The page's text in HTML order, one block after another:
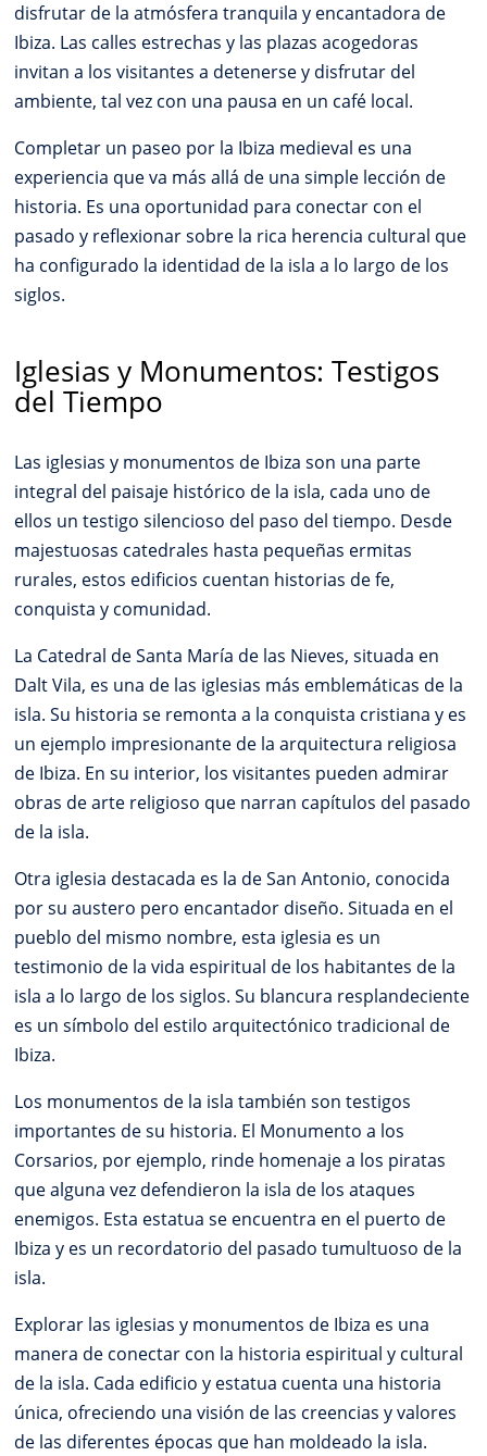
disfrutar de la atmósfera tranquila y encantadora de
Ibiza. Las calles estrechas y las plazas acogedoras
invitan a los visitantes a detenerse y disfrutar del
ambiente, tal vez con una pausa en un café local.
Completar un paseo por la Ibiza medieval es una
experiencia que va más allá de una simple lección de
historia. Es una oportunidad para conectar con el
pasado y reflexionar sobre la rica herencia cultural que
ha configurado la identidad de la isla a lo largo de los
siglos.
Iglesias y Monumentos: Testigos
del Tiempo
Las iglesias y monumentos de Ibiza son una parte
integral del paisaje histórico de la isla, cada uno de
ellos un testigo silencioso del paso del tiempo. Desde
majestuosas catedrales hasta pequeñas ermitas
rurales, estos edificios cuentan historias de fe,
conquista y comunidad.
La Catedral de Santa María de las Nieves, situada en
Dalt Vila, es una de las iglesias más emblemáticas de la
isla. Su historia se remonta a la conquista cristiana y es
un ejemplo impresionante de la arquitectura religiosa
de Ibiza. En su interior, los visitantes pueden admirar
obras de arte religioso que narran capítulos del pasado
de la isla.
Otra iglesia destacada es la de San Antonio, conocida
por su austero pero encantador diseño. Situada en el
pueblo del mismo nombre, esta iglesia es un
testimonio de la vida espiritual de los habitantes de la
isla a lo largo de los siglos. Su blancura resplandeciente
es un símbolo del estilo arquitectónico tradicional de
Ibiza.
Los monumentos de la isla también son testigos
importantes de su historia. El Monumento a los
Corsarios, por ejemplo, rinde homenaje a los piratas
que alguna vez defendieron la isla de los ataques
enemigos. Esta estatua se encuentra en el puerto de
Ibiza y es un recordatorio del pasado tumultuoso de la
isla.
Explorar las iglesias y monumentos de Ibiza es una
manera de conectar con la historia espiritual y cultural
de la isla. Cada edificio y estatua cuenta una historia
única, ofreciendo una visión de las creencias y valores
de las diferentes épocas que han moldeado la isla.